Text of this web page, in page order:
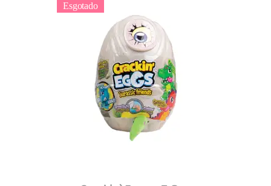
Esgotado
Ler mais